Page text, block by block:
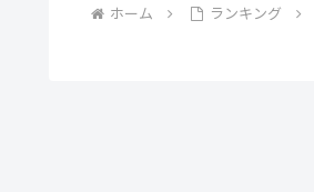
ホーム ランキング